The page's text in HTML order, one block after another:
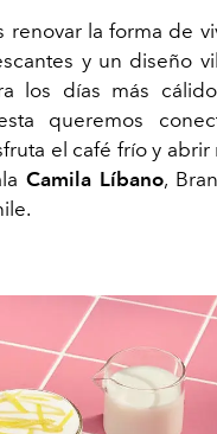
la forma de
y un diseño
los días más
queremos
el café frío y abrir
Camila Líbano,